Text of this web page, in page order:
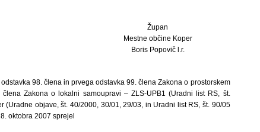
Župan
Mestne občine Koper
Boris Popovič l.r.
98. člena in prvega odstavka 99. člena Zakona o prostorskem
Zakona o lokalni samoupravi – ZLS-UPB1 (Uradni list RS, št.
objave, št. 40/2000, 30/01, 29/03, in Uradni list RS, št. 90/05
oktobra 2007 sprejel